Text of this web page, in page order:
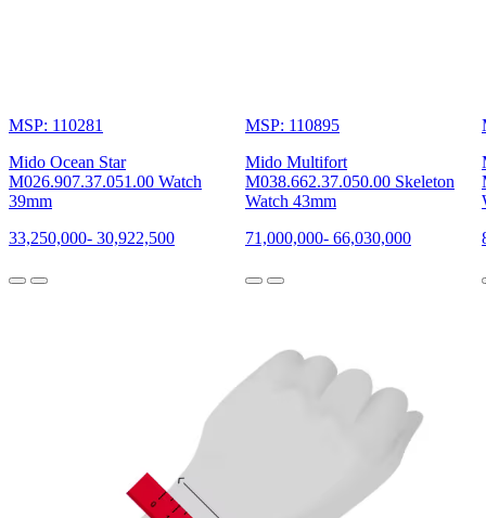
MSP: 110281
Mido Ocean Star
M026.907.37.051.00 Watch
39mm
33,250,000- 30,922,500
MSP: 110895
Mido Multifort
M038.662.37.050.00 Skeleton
Watch 43mm
71,000,000- 66,030,000